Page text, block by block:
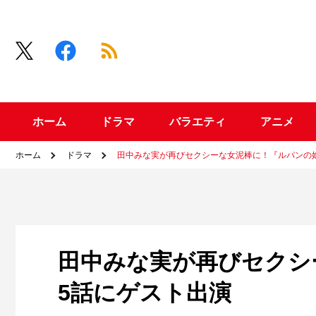
ホーム ドラマ バラエティ アニメ
ホーム ドラマ 田中みな実が再びセクシーな女泥棒に！『ルパンの
田中みな実が再びセク
5話にゲスト出演